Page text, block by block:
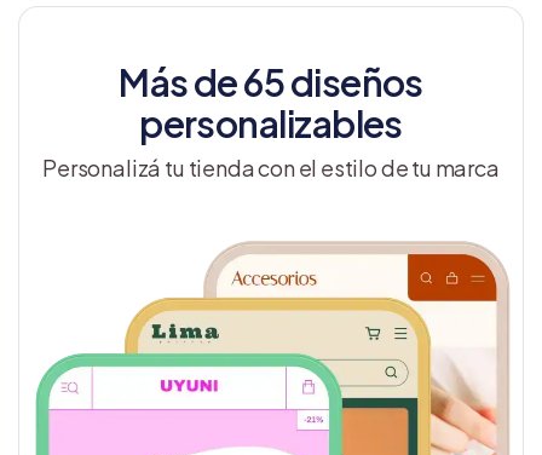
Más de 65 diseños
personalizables
Personalizá tu tienda con el estilo de tu marca